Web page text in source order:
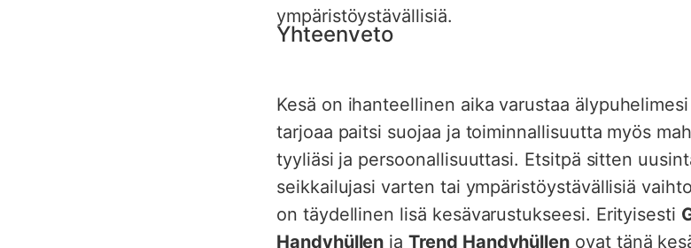
ympäristöystävällisiä.
Yhteenveto
Kesä on ihanteellinen aika varustaa
tarjoaa paitsi suojaa ja toiminnallisuutta myös
tyyliäsi ja persoonallisuuttasi. Etsitpä sitten
seikkailujasi varten tai ympäristöystävällisiä
on täydellinen lisä kesävarustukseesi. Erityisesti
Handyhüllen jaTrend Handyhüllen ovat tänä